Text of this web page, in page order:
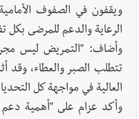
ويقفون في الصفوف
الرعاية والدعم للمرضى بكل
وأضاف: "التمريض ليس
تتطلب الصبر والعطاء، وقد
العالية في مواجهة كل
وأكد عزام على "أهمية دعم